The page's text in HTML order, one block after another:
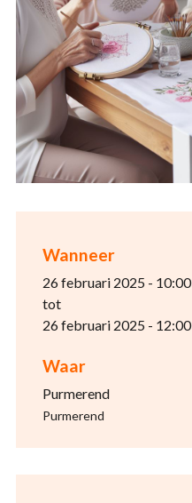
Wanneer
26 februari 2025 - 10:00
tot
26 februari 2025 - 12:00
Waar
Purmerend
Purmerend